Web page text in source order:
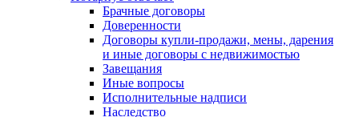
Брачные договоры
Доверенности
Договоры купли-продажи, мены, дарения
и иные договоры с недвижимостью
Завещания
Иные вопросы
Исполнительные надписи
Наследство